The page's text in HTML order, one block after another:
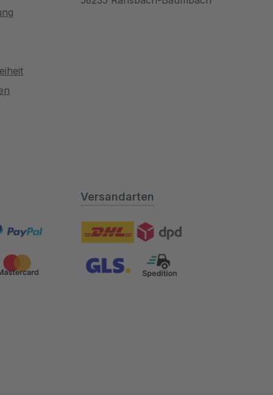
Versandarten